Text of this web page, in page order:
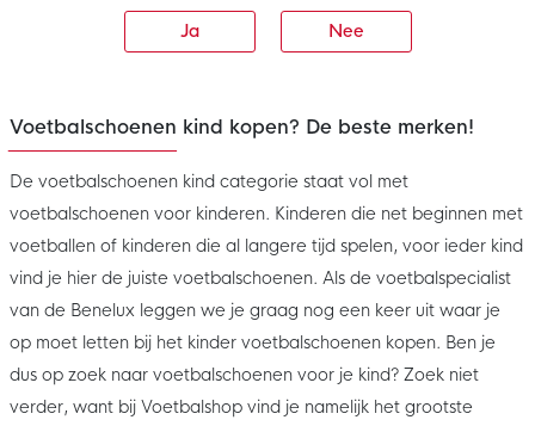
Ja Nee
Voetbalschoenen kind kopen? De beste merken!
De voetbalschoenen kind categorie staat vol met
voetbalschoenen voor kinderen. Kinderen die net beginnen met
voetballen of kinderen die al langere tijd spelen, voor ieder kind
vind je hier de juiste voetbalschoenen. Als de voetbalspecialist
van de Benelux leggen we je graag nog een keer uit waar je
op moet letten bij het kinder voetbalschoenen kopen. Ben je
dus op zoek naar voetbalschoenen voor je kind? Zoek niet
verder, want bij Voetbalshop vind je namelijk het grootste